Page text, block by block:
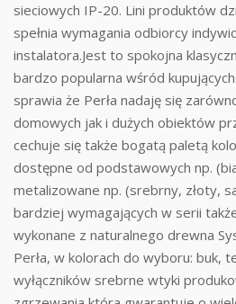
sieciowych IP-20. Lini produktów
spełnia wymagania odbiorcy
instalatora.Jest to spokojna
bardzo popularna wśród
sprawia że Perła nadaję się
domowych jak i dużych obiektów
cechuje się także bogatą paletą
dostępne od podstawowych np.
metalizowane np. (srebrny, złoty,
bardziej wymagających w serii
wykonane z naturalnego drewna
Perła, w kolorach do wyboru: buk,
wyłączników srebrne wtyki